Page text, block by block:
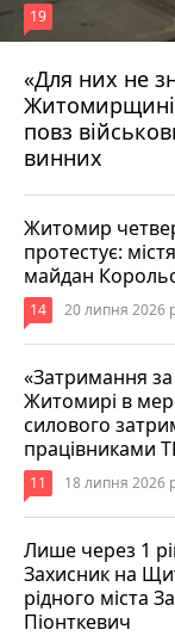
«Для них не
Житомирщині
повз
винних
19
17 липня 2026 р.
Житомир
протестує:
майдан
14 20 липня 2026
«Затримання за
Житомирі в
силового
працівниками
11 18 липня 2026
Лише через 1
Захисник на
рідного міста
Піонткевич